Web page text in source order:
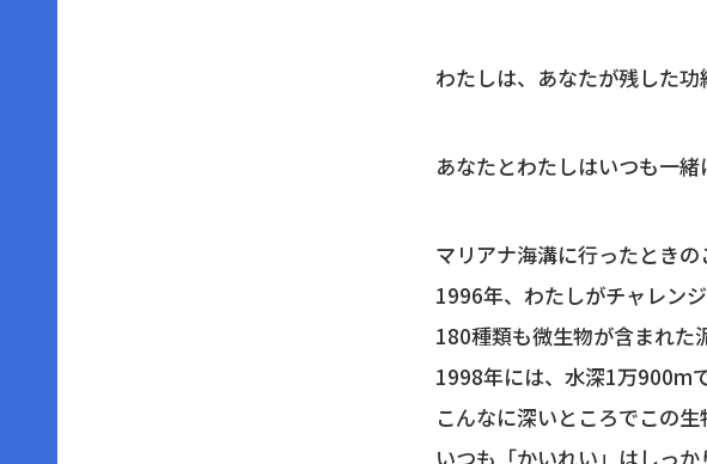
わたしは、あなたが残した功
あなたとわたしはいつも一緒
マリアナ海溝に行ったときの
1996年、わたしがチャレン
180種類も微生物が含まれた
1998年には、水深1万900m
こんなに深いところでこの
いつも「かいれい」はしっか